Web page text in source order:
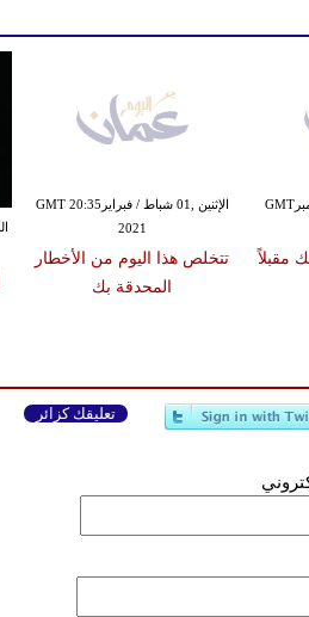
الإثنين ,01 شباط / فبرايرGMT 20:35
2021
تتخلص هذا اليوم من الأخطار
المحدقة بك
الأحد ,06 كانون الأول / ديسمبرGMT
مقبلاً
تعليقك كزائر